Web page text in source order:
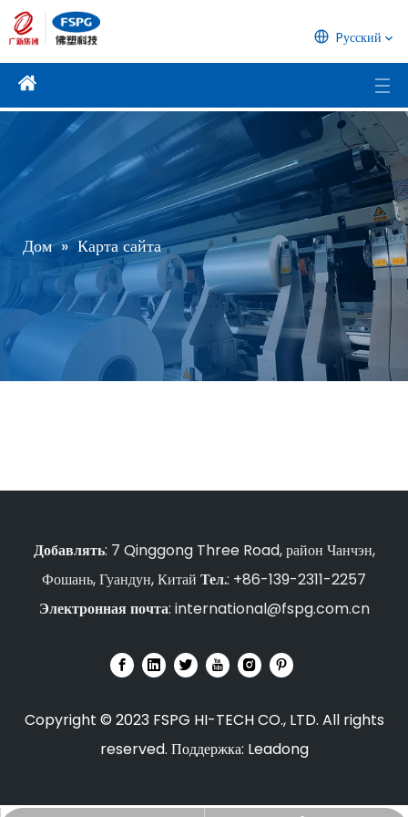
Pусский
Дом » Карта сайта
Добавлять: 7 Qinggong Three Road, район Чанчэн,
Фошань, Гуандун, Китай Тел.: +86-139-2311-2257
Электронная почта: international@fspg.com.cn
Copyright © 2023 FSPG HI-TECH CO., LTD. All rights
reserved. Поддержка: Leadong